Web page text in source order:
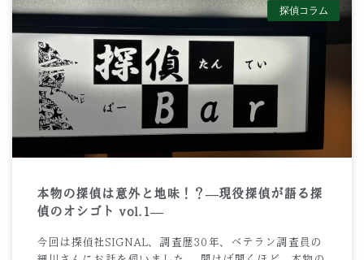
探偵コラム
本物の探偵は意外と地味！？—現役探偵が語る探
偵のオシゴト vol.1—
今回は探偵社SIGNAL、調査歴30年、ベテラン調査員の